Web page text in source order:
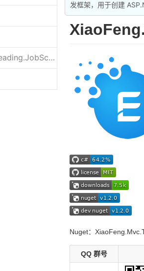
调度器
发框架，用于创建
Nuget：
QQ 群号